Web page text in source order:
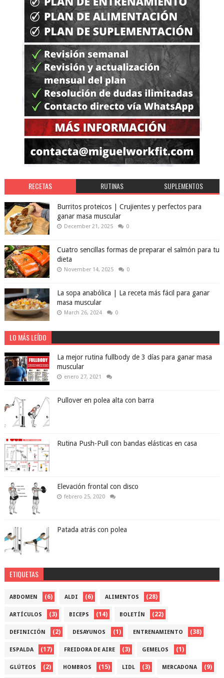
RECETAS RUTINAS SUPLEMENTOS
Burritos proteicos | Crujientes y perfectos para
ganar masa muscular
December 21, 2025 0
Cuatro sencillas formas de preparar el salmón para tu
dieta
November 14, 2025 0
La sopa anabólica | La receta más fácil para ganar
masa muscular
March 26, 2024 0
LO MÁS LEÍDO
La mejor rutina fullbody de 3 días para ganar masa
muscular
enero 27, 2021
Pullover en polea alta con barra
Rutina Push-Pull con bandas elásticas en casa
Elevación frontal con disco
febrero 25, 2020
Patada atrás con polea
ETIQUETAS
ABDOMEN (6) ALDI (6) ALIMENTOS (28)
ARTÍCULOS (3) BICEPS (14) BOLETÍN (22)
DEFINICIÓN (2) DESAYUNOS (1) ENTRENAMIENTO (38)
ESPALDA (17) FREIDORA DE AIRE (3) GEMELOS (1)
GLÚTEOS (2) HOMBROS (15) LIDL (3) MERCADONA (9)